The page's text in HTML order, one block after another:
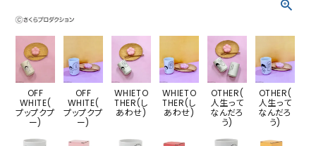
OFF
WHITE(
プップクプ
ー)
OFF
WHITE(
プップクプ
ー)
WHIETO
THER(し
あわせ)
WHIETO
THER(し
あわせ)
OTHER(
人生って
なんだろ
う)
OTHER(
人生って
なんだろ
う)